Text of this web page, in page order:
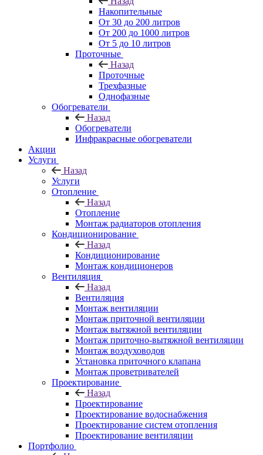
Накопительные
От 30 до 200 литров
От 200 до 1000 литров
От 5 до 10 литров
Проточные
Назад
Проточные
Трехфазные
Однофазные
Обогреватели
Назад
Обогреватели
Инфракрасные обогреватели
Акции
Услуги
Назад
Услуги
Отопление
Назад
Отопление
Монтаж радиаторов отопления
Кондиционирование
Назад
Кондиционирование
Монтаж кондиционеров
Вентиляция
Назад
Вентиляция
Монтаж вентиляции
Монтаж приточной вентиляции
Монтаж вытяжной вентиляции
Монтаж приточно-вытяжной вентиляции
Монтаж воздуховодов
Установка приточного клапана
Монтаж проветривателей
Проектирование
Назад
Проектирование
Проектирование водоснабжения
Проектирование систем отопления
Проектирование вентиляции
Портфолио